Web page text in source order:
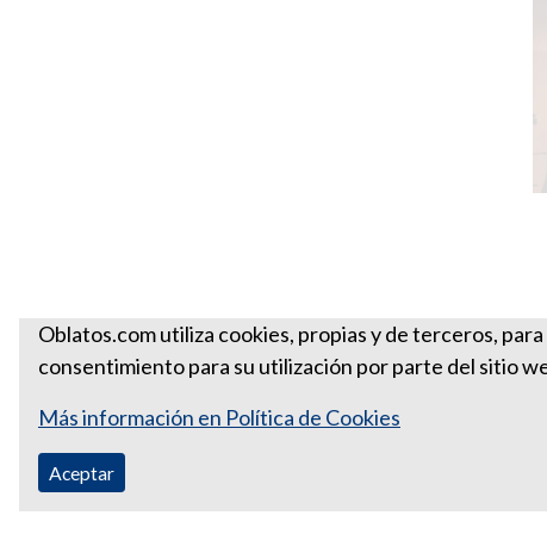
Oblatos.com utiliza cookies, propias y de terceros,
consentimiento para su utilización por parte del sitio
Más información en Política de Cookies
Aceptar